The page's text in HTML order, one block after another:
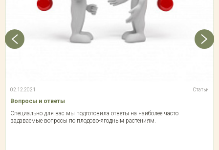
02.12.2021 Статьи
Вопросы и ответы
Специально для вас мы подготовила ответы на наиболее часто
задаваемые вопросы по плодово-ягодным растениям.